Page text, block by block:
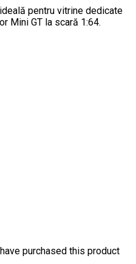
pentru vitrine dedicate
Mini GT la scară 1:64.
purchased this product